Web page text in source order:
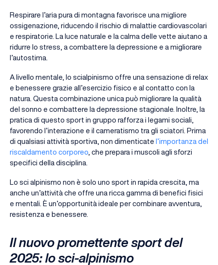
Respirare l’aria pura di montagna favorisce una migliore
ossigenazione, riducendo il rischio di malattie cardiovascolari
e respiratorie. La luce naturale e la calma delle vette aiutano a
ridurre lo stress, a combattere la depressione e a migliorare
l’autostima.
A livello mentale, lo scialpinismo offre una sensazione di relax
e benessere grazie all’esercizio fisico e al contatto con la
natura. Questa combinazione unica può migliorare la qualità
del sonno e combattere la depressione stagionale. Inoltre, la
pratica di questo sport in gruppo rafforza i legami sociali,
favorendo l’interazione e il cameratismo tra gli sciatori. Prima
di qualsiasi attività sportiva, non dimenticate l’importanza del
riscaldamento corporeo, che prepara i muscoli agli sforzi
specifici della disciplina.
Lo sci alpinismo non è solo uno sport in rapida crescita, ma
anche un’attività che offre una ricca gamma di benefici fisici
e mentali. È un’opportunità ideale per combinare avventura,
resistenza e benessere.
Il nuovo promettente sport del
2025: lo sci-alpinismo